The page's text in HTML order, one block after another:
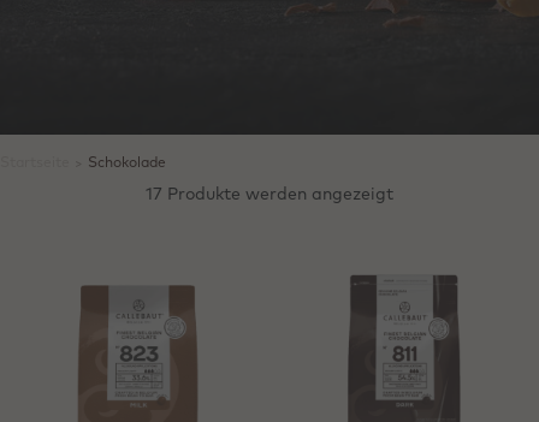
Schokolade
17 Produkte werden angezeigt